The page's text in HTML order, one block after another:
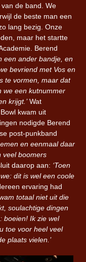
de band. We
de beste man een
lang bezig. Onze
maar het startte
Berend
een ander bandje, en
bevriend met Vos en
te vormen, maar dat
we een kutnummer
krijgt.’Wat
kwam uit
nodigde Berend
post-punkband
en eenmaal daar
veel boomers
daarop aan: ‘Toen
dit is wel een coole
ervaring had
totaal niet uit die
soulachtige dingen
boeien! Ik zie wel
toe voor heel veel
plaats vielen.’